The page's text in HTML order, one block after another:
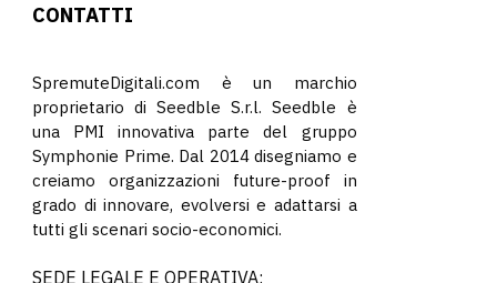
CONTATTI
SpremuteDigitali.com è un marchio
proprietario di Seedble S.r.l. Seedble è
una PMI innovativa parte del gruppo
Symphonie Prime. Dal 2014 disegniamo e
creiamo organizzazioni future-proof in
grado di innovare, evolversi e adattarsi a
tutti gli scenari socio-economici.
SEDE LEGALE E OPERATIVA: